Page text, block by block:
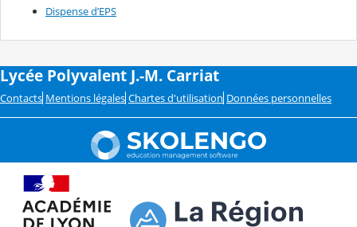
Dispense d’EPS
Lycée Polyvalent J.-M. Carriat
Contacts Mentions légales Chartes d'utilisation Données personnelles